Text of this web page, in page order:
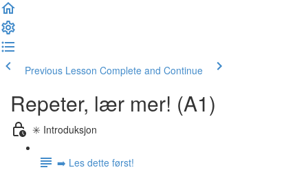
Previous Lesson Complete and Continue
Repeter, lær mer! (A1)
✳️ Introduksjon
➡️ Les dette først!